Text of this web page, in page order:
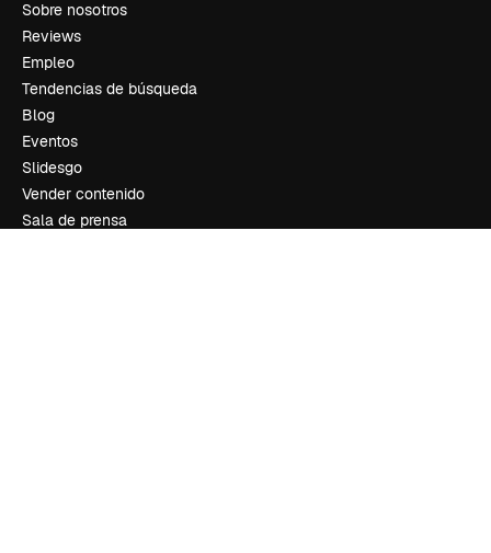
Sobre nosotros
Reviews
Empleo
Tendencias de búsqueda
Blog
Eventos
Slidesgo
Vender contenido
Sala de prensa